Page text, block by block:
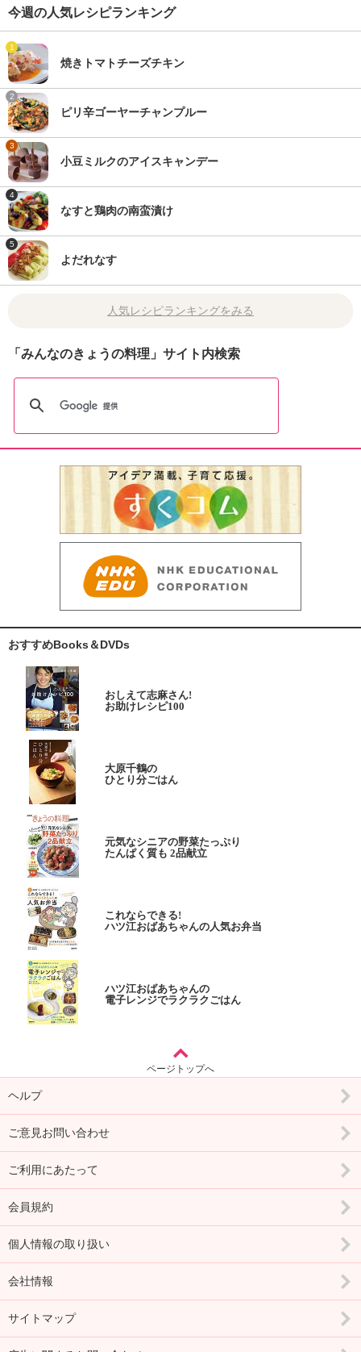
今週の人気レシピランキング
1
焼きトマトチーズチキン
2
ピリ辛ゴーヤーチャンプルー
3
小豆ミルクのアイスキャンデー
4
なすと鶏肉の南蛮漬け
5
よだれなす
人気レシピランキングをみる
「みんなのきょうの料理」サイト内検索
おすすめBooks＆DVDs
おしえて志麻さん!
お助けレシピ100
大原千鶴の
ひとり分ごはん
元気なシニアの野菜たっぷり
たんぱく質も 2品献立
これならできる!
ハツ江おばあちゃんの人気お弁当
ハツ江おばあちゃんの
電子レンジでラクラクごはん
ページトップへ
ヘルプ
ご意見お問い合わせ
ご利用にあたって
会員規約
個人情報の取り扱い
会社情報
サイトマップ